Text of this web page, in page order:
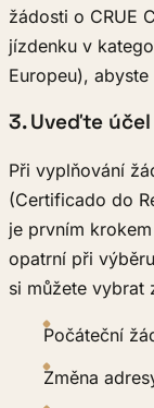
žádosti o CRUE
jízdenku v
Europeu),
3. Uveďte
Při vyplňování
(Certificado do
je prvním
opatrní při
si můžete vybrat
Počáteční
Změna